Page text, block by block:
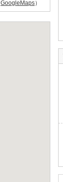
GoogleMaps）